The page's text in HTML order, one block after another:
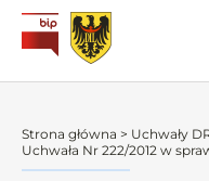
Strona główna > Uchwały
Uchwała Nr 222/2012 w